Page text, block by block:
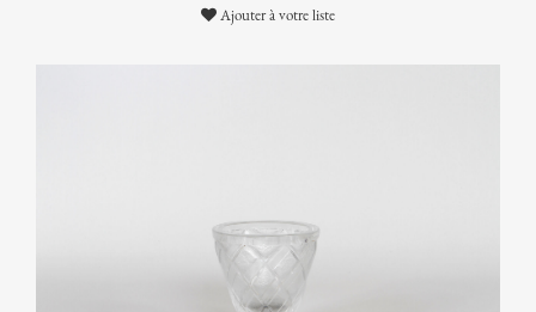
Ajouter à votre liste